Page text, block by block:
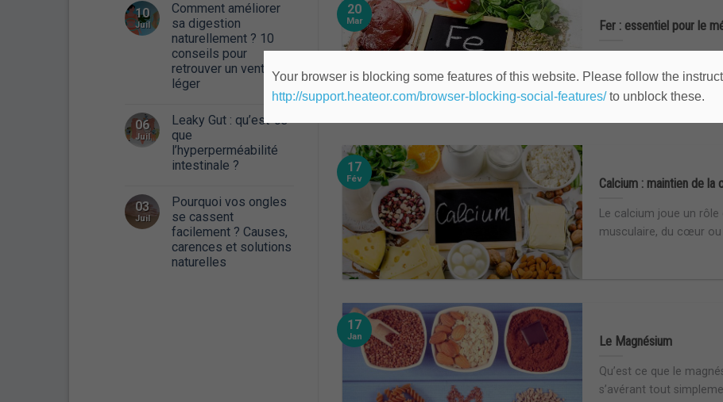
10
Juil
Comment améliorer
sa digestion
naturellement ? 10
conseils pour
retrouver un ventre
léger
06
Juil
Leaky Gut : qu’est-ce
que
l’hyperperméabilité
intestinale ?
03
Juil
Pourquoi vos ongles
se cassent
facilement ? Causes,
carences et solutions
naturelles
Fer : essentiel pour le
Qu’est ce que le fer ?
dans la conception [...]
20
Mar
Calcium : maintien de
Le calcium joue un
musculaire, du cœur ou
17
Fév
Le Magnésium
Qu’est ce que le
s’avérant tout
17
Jan
Your browser is blocking some features of this website. Please follow the
http://support.heateor.com/browser-blocking-social-features/to unblock these.